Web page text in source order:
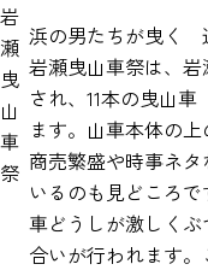
岩
瀬
曳
山
車
祭
浜の男たちが曳く
岩瀬曳山車祭は、
され、11本の曳山
ます。山車本体の
商売繁盛や時事ネ
いるのも見どころ
車どうしが激しく
合いが行われます
観光スポット・体
グルメ・お土産
モデルコース
イベント
宿泊